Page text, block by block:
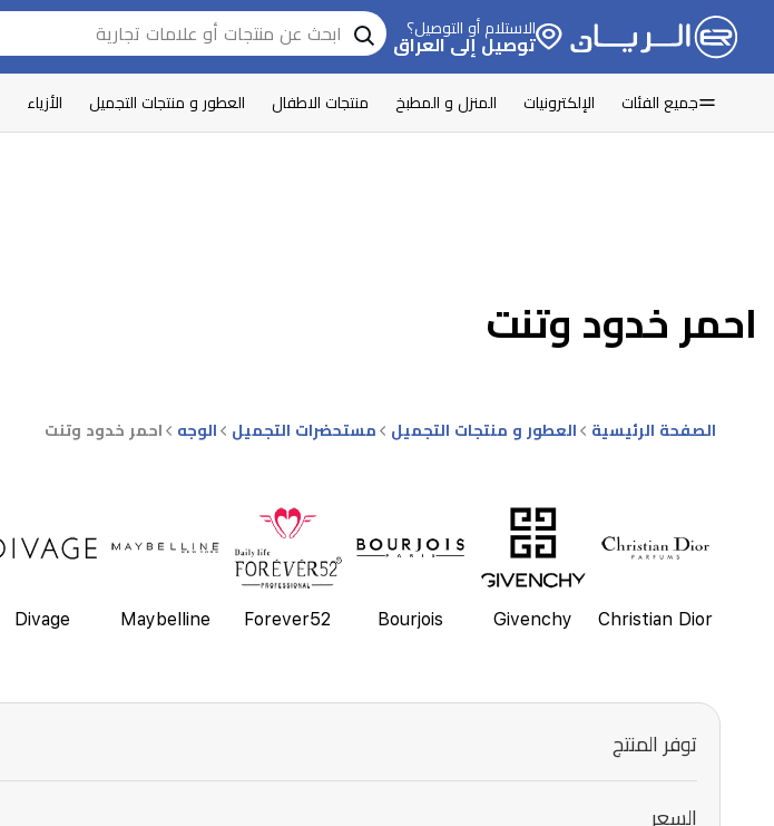
الاستلام أو التوصيل؟
توصيل إلى العراق
جميع الفئات الإلكترونيات المنزل و المطبخ منتجات الاطفال العطور و منتجات التجميل الأزياء
احمر خدود وتنت
الصفحة الرئيسية العطور و منتجات التجميل مستحضرات التجميل الوجه احمر خدود وتنت
Christian Dior
Givenchy
Bourjois
Forever52
Maybelline
Divage
توفر المنتج
السعر